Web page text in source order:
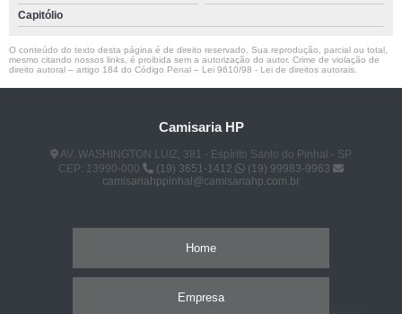
Capitólio
O conteúdo do texto desta página é de direito reservado. Sua reprodução, parcial ou total,
mesmo citando nossos links, é proibida sem a autorização do autor. Crime de violação de
direito autoral – artigo 184 do Código Penal – Lei 9610/98 - Lei de direitos autorais
Camisaria HP
AV. WASHINGTON LUIZ, 381 - Espírito Santo do Pinhal - SP
CEP: 13990-000
(19) 3651-1412
(19) 99983-9963
camisariahppinhal@camisariahp.com.br
Home
Empresa